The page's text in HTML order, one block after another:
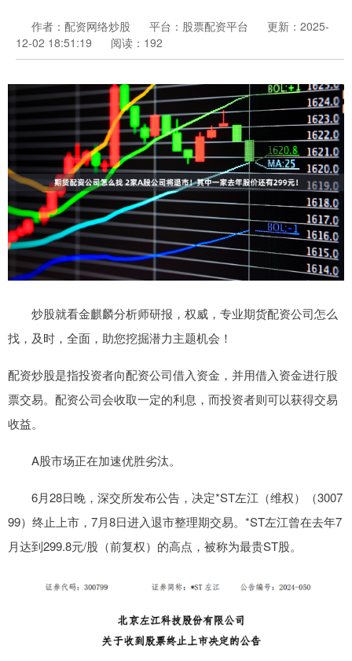
作者：配资网络炒股 平台：股票配资平台
更新：2025-
12-02 18:51:19
阅读：192
炒股就看金麒麟分析师研报，权威，专业期货配资公司怎么
找，及时，全面，助您挖掘潜力主题机会！
配资炒股是指投资者向配资公司借入资金，并用借入资金进行股
票交易。配资公司会收取一定的利息，而投资者则可以获得交易
收益。
A股市场正在加速优胜劣汰。
6月28日晚，深交所发布公告，决定*ST左江（维权）（3007
99）终止上市，7月8日进入退市整理期交易。*ST左江曾在去年7
月达到299.8元/股（前复权）的高点，被称为最贵ST股。